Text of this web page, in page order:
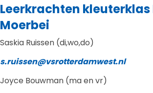
Leerkrachten kleuterklas
Moerbei
Saskia Ruissen (di,wo,do)
s.ruissen@vsrotterdamwest.nl
Joyce Bouwman (ma en vr)